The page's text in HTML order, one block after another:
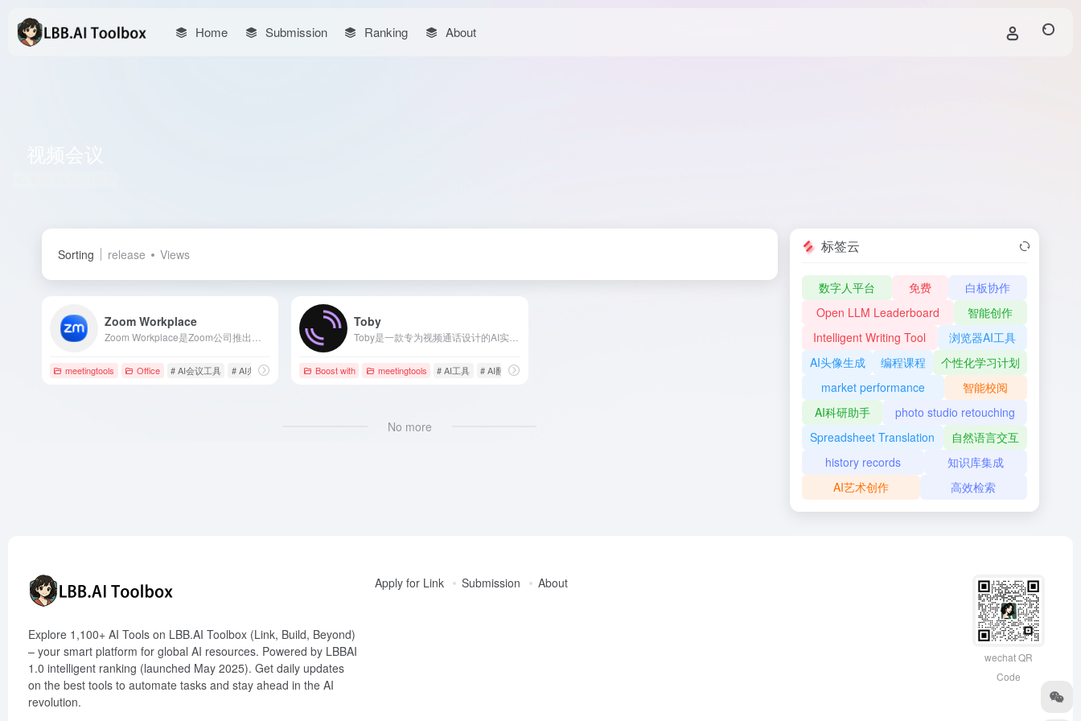
Home Submission Ranking About
Sorting release Views
Zoom Workplace
meetingtools Office # AI会议工具 # AI办公协作 # AI助手
Toby
Boost with meetingtools # AI工具 # AI翻译工具
No more
标签云
数字人平台 免费
白板协作
Open LLM Leaderboard
智能创作
Intelligent Writing Tool
浏览器AI工具
AI头像生成
编程课程
个性化学习计划
market performance
智能校阅
AI科研助手
photo studio retouching
Spreadsheet Translation
自然语言交互
history records
知识库集成
AI艺术创作
高效检索
Explore 1,100+ AI Tools on LBB.AI Toolbox (Link, Build, Beyond)
– your smart platform for global AI resources. Powered by LBBAI
1.0 intelligent ranking (launched May 2025). Get daily updates
on the best tools to automate tasks and stay ahead in the AI
revolution.
Apply for Link Submission About
wechat QR
Code